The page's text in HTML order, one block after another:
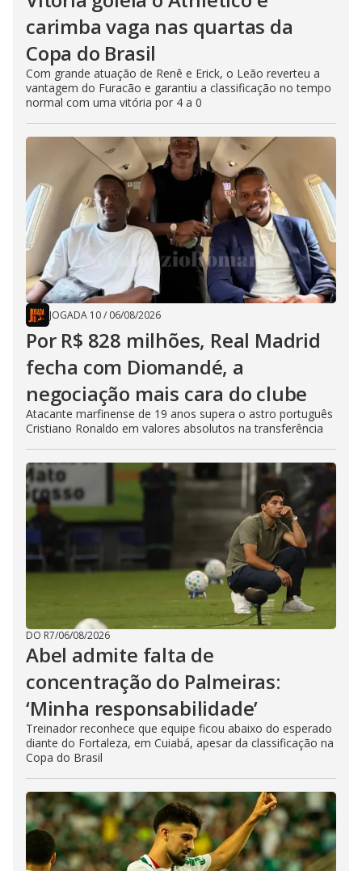
carimba vaga nas quartas da
Copa do Brasil
Com grande atuação de Renê e Erick, o Leão reverteu a
vantagem do Furacão e garantiu a classificação no tempo
normal com uma vitória por 4 a 0
JOGADA 10/ 06/08/2026
Por R$ 828 milhões, Real Madrid
fecha com Diomandé, a
negociação mais cara do clube
Atacante marfinense de 19 anos supera o astro português
Cristiano Ronaldo em valores absolutos na transferência
DO R7/06/08/2026
Abel admite falta de
concentração do Palmeiras:
‘Minha responsabilidade’
Treinador reconhece que equipe ficou abaixo do esperado
diante do Fortaleza, em Cuiabá, apesar da classificação na
Copa do Brasil